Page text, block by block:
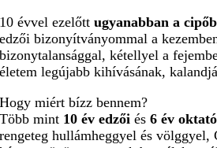
10 évvel ezelőttugyanabban a
edzői bizonyítványommal a
bizonytalansággal, kétellyel a
életem legújabb kihívásának,
Hogy miért bízz bennem?
Több mint 10 év edzői és6 év
rengeteg hullámheggyel és völggyel,